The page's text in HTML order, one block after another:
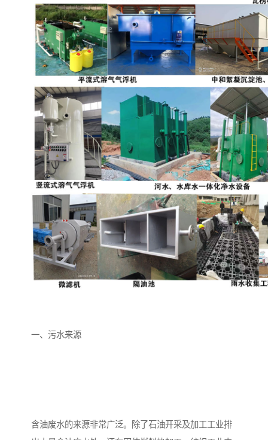
一、污水来源
含油废水的来源非常广泛。除了石油开采及加工工业排
A2O污水处理设备 乡村污水处理一体化设备
风景区生活污水处理一体 一体化污水处理设备
无动力一体化污水处理设 服务区一体化污水处理设
备
成套生活污水处理设备 小型污水处理设备
肉制品加工污水处理设备 农村一体化污水处理设备
金属配件洗涤污水处理设 小型一体化污水处理设备
微动力污水处理设备 集中式生活污水处理设备
接触式一体化污水处理设 化粪池一体化污水处理设
备
污水处理一体化设备 气浮机设备
淀粉污水处理设备 塑料污水处理设备
熟食厂污水处理设备 美容院一体化污水处理设